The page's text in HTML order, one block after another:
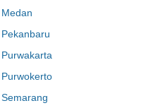
Medan
Pekanbaru
Purwakarta
Purwokerto
Semarang